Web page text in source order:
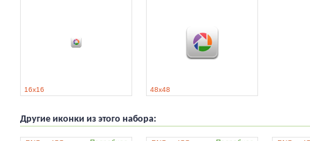
16x16 48x48
Другие иконки из этого набора: